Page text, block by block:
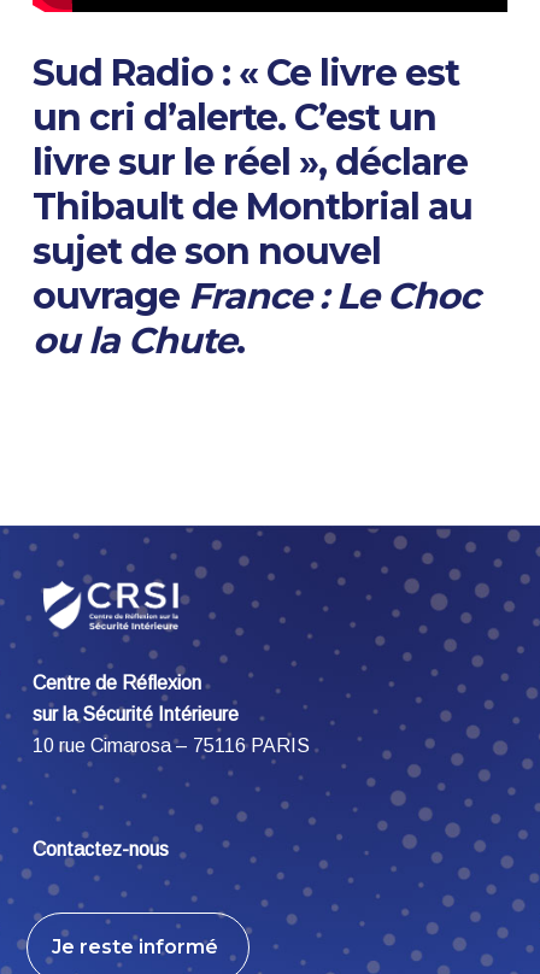
Sud Radio : « Ce livre est
un cri d’alerte. C’est un
livre sur le réel », déclare
Thibault de Montbrial au
sujet de son nouvel
ouvrage France : Le Choc
ou la Chute.
Centre de Réflexion
sur la Sécurité Intérieure
10 rue Cimarosa – 75116 PARIS
Contactez-nous
Je reste informé